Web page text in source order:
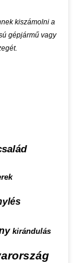
kiszámolni a
gépjármű vagy
kirándulás